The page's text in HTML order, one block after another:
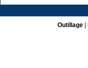
Outillage|